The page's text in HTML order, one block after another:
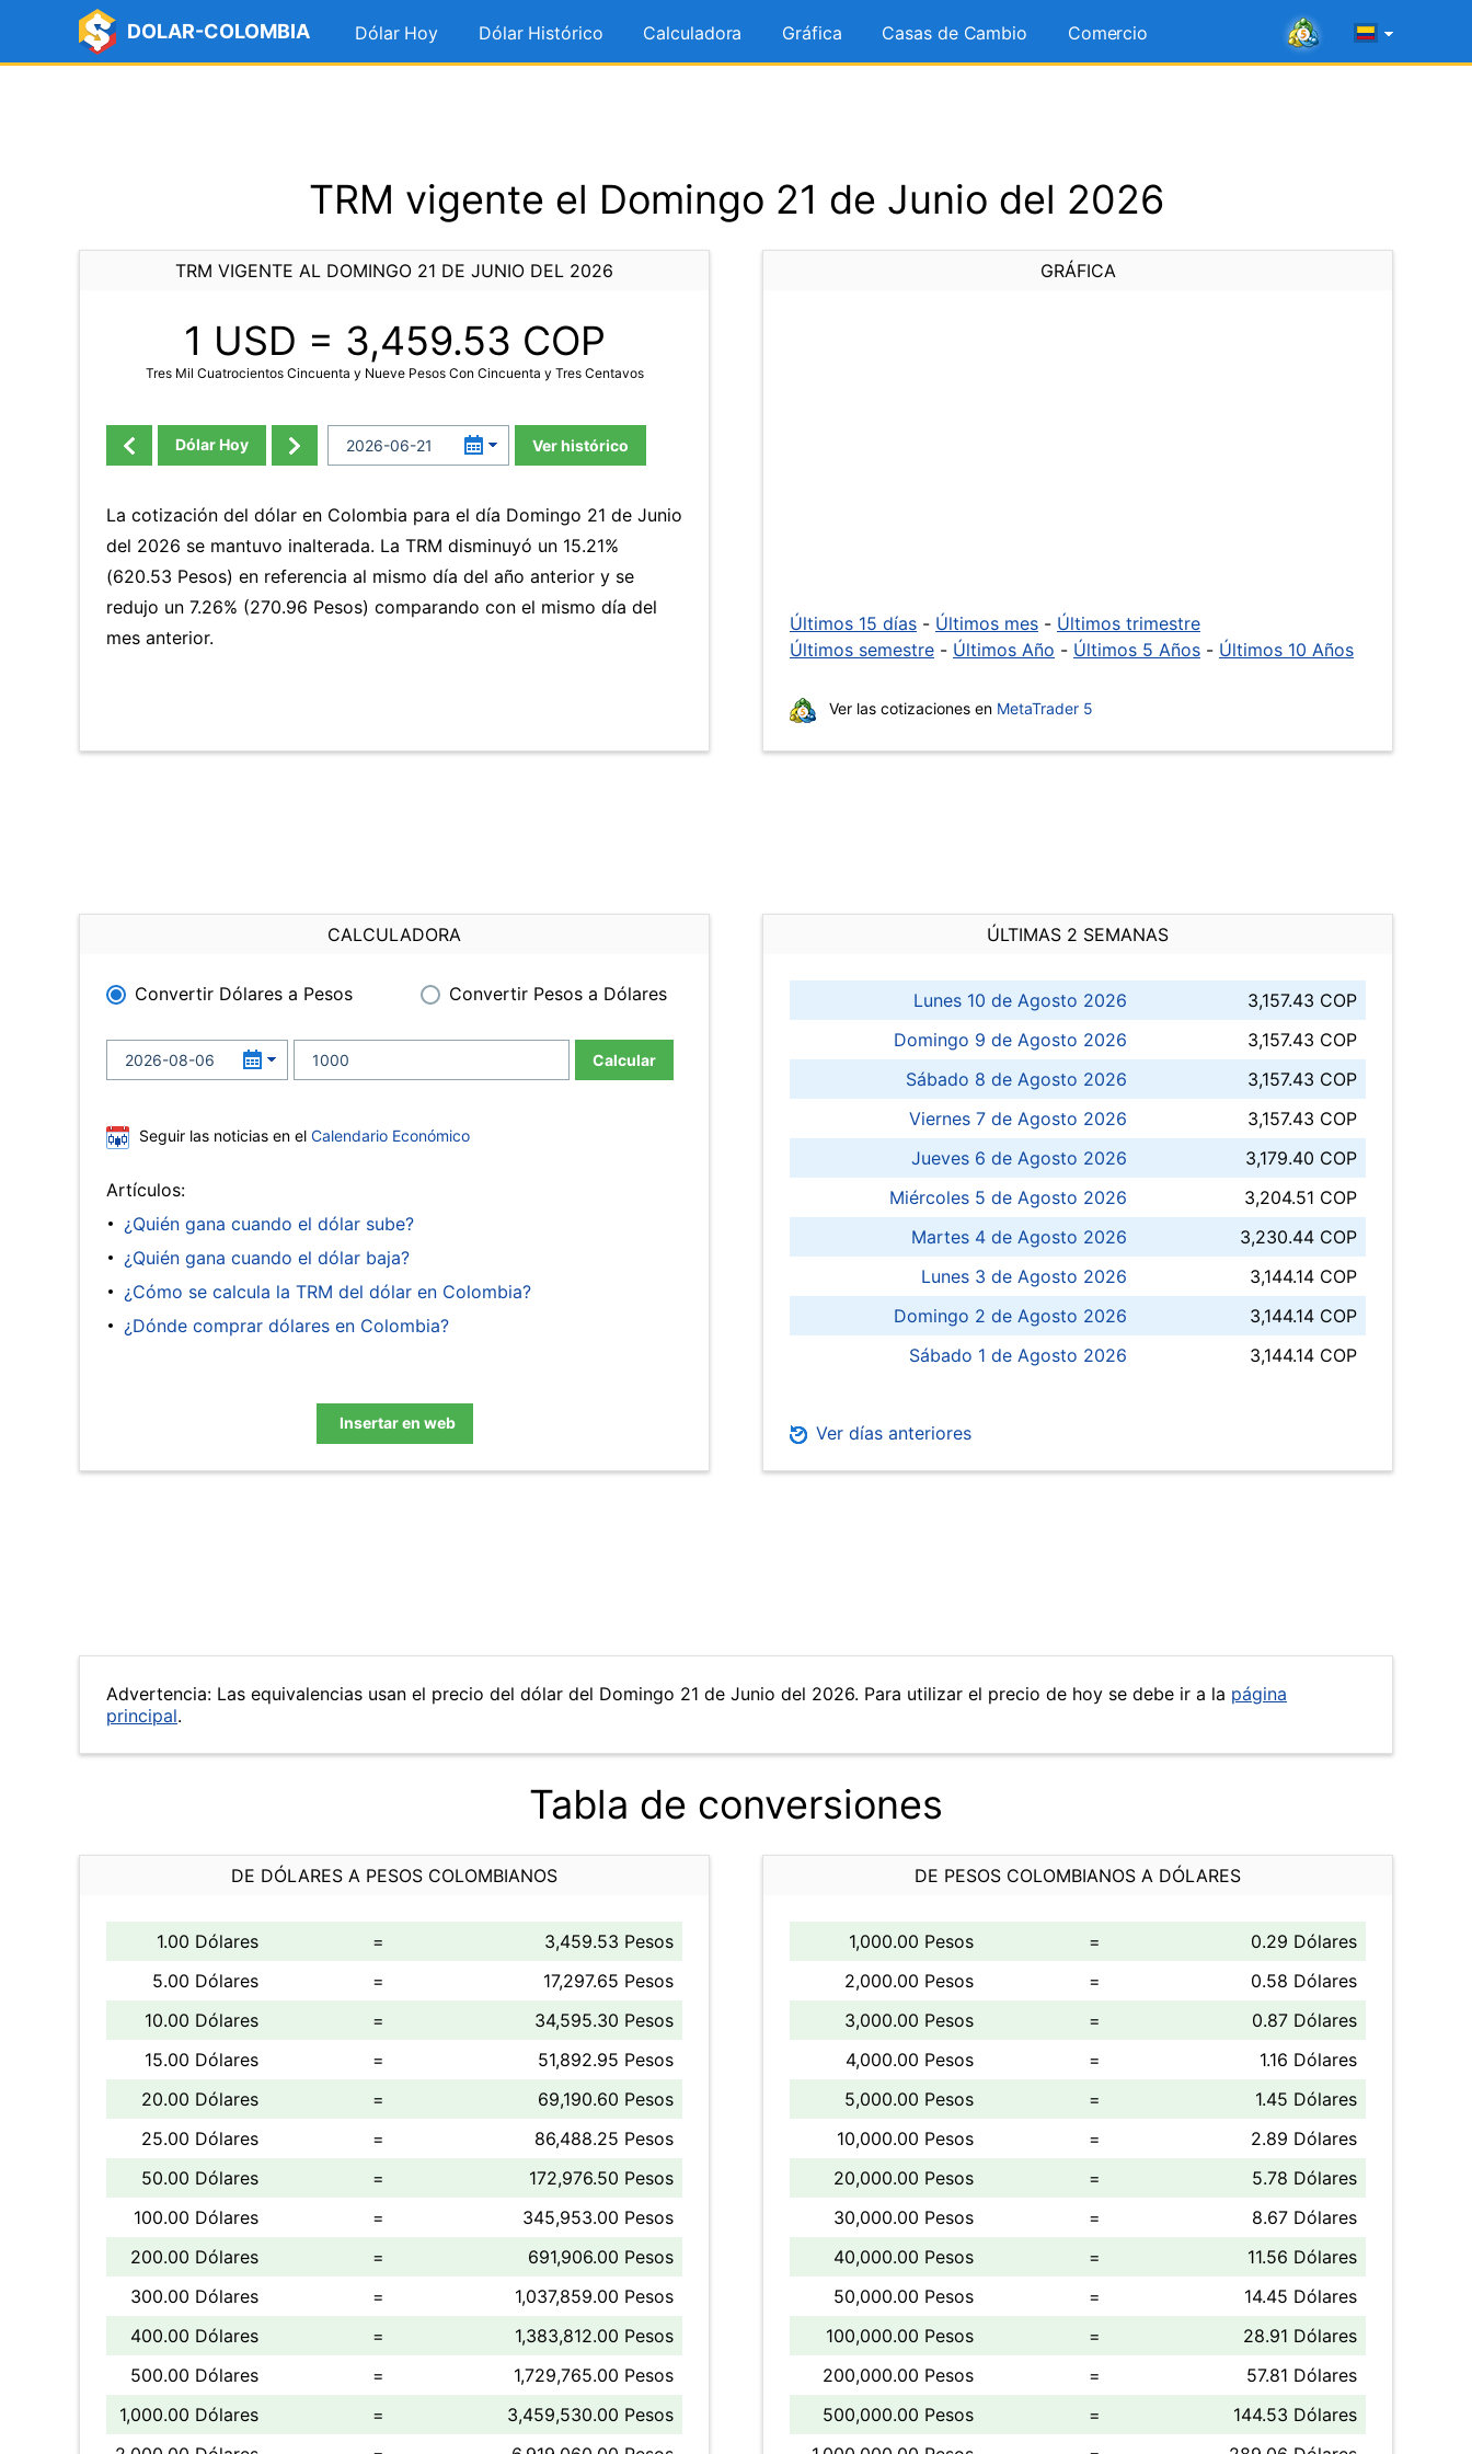
DOLAR-COLOMBIA Dólar Hoy Dólar Histórico Calculadora Gráfica Casas de Cambio Comercio
TRM vigente el Domingo 21 de Junio del 2026
TRM VIGENTE AL DOMINGO 21 DE JUNIO DEL 2026
1 USD = 3,459.53 COP
Tres Mil Cuatrocientos Cincuenta y Nueve Pesos Con Cincuenta y Tres Centavos
Dólar Hoy Ver histórico
La cotización del dólar en Colombia para el día Domingo 21 de Junio
del 2026 se mantuvo inalterada. La TRM disminuyó un 15.21%
(620.53 Pesos) en referencia al mismo día del año anterior y se
redujo un 7.26% (270.96 Pesos) comparando con el mismo día del
mes anterior.
GRÁFICA
Últimos 15 días - Últimos mes - Últimos trimestre
Últimos semestre - Últimos Año - Últimos 5 Años - Últimos 10 Años
Ver las cotizaciones en MetaTrader 5
CALCULADORA
Convertir Dólares a Pesos Convertir Pesos a Dólares
Calcular
Seguir las noticias en el Calendario Económico
Artículos:
¿Quién gana cuando el dólar sube?
¿Quién gana cuando el dólar baja?
¿Cómo se calcula la TRM del dólar en Colombia?
¿Dónde comprar dólares en Colombia?
Insertar en web
ÚLTIMAS 2 SEMANAS
Lunes 10 de Agosto 2026
3,157.43 COP
Domingo 9 de Agosto 2026
3,157.43 COP
Sábado 8 de Agosto 2026
3,157.43 COP
Viernes 7 de Agosto 2026
3,157.43 COP
Jueves 6 de Agosto 2026
3,179.40 COP
Miércoles 5 de Agosto 2026
3,204.51 COP
Martes 4 de Agosto 2026
3,230.44 COP
Lunes 3 de Agosto 2026
3,144.14 COP
Domingo 2 de Agosto 2026
3,144.14 COP
Sábado 1 de Agosto 2026
3,144.14 COP
Ver días anteriores
Advertencia: Las equivalencias usan el precio del dólar del Domingo 21 de Junio del 2026. Para utilizar el precio de hoy se debe ir a la página
principal.
Tabla de conversiones
DE DÓLARES A PESOS COLOMBIANOS
1.00 Dólares =
3,459.53 Pesos
5.00 Dólares
=
17,297.65 Pesos
10.00 Dólares
=
34,595.30 Pesos
15.00 Dólares
=
51,892.95 Pesos
20.00 Dólares
=
69,190.60 Pesos
25.00 Dólares
=
86,488.25 Pesos
50.00 Dólares
=
172,976.50 Pesos
100.00 Dólares
=
345,953.00 Pesos
200.00 Dólares
=
691,906.00 Pesos
300.00 Dólares
=
1,037,859.00 Pesos
400.00 Dólares
=
1,383,812.00 Pesos
500.00 Dólares
=
1,729,765.00 Pesos
1,000.00 Dólares
=
3,459,530.00 Pesos
DE PESOS COLOMBIANOS A DÓLARES
1,000.00 Pesos =
0.29 Dólares
2,000.00 Pesos
=
0.58 Dólares
3,000.00 Pesos
=
0.87 Dólares
4,000.00 Pesos
=
1.16 Dólares
5,000.00 Pesos
=
1.45 Dólares
10,000.00 Pesos
=
2.89 Dólares
20,000.00 Pesos
=
5.78 Dólares
30,000.00 Pesos
=
8.67 Dólares
40,000.00 Pesos
=
11.56 Dólares
50,000.00 Pesos
=
14.45 Dólares
100,000.00 Pesos
=
28.91 Dólares
200,000.00 Pesos
=
57.81 Dólares
500,000.00 Pesos
=
144.53 Dólares